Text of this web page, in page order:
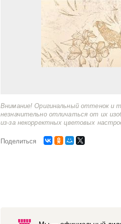
Внимание! Оригинальный оттенок и
незначительно отличаться от их
из-за некорректных цветовых
Поделиться